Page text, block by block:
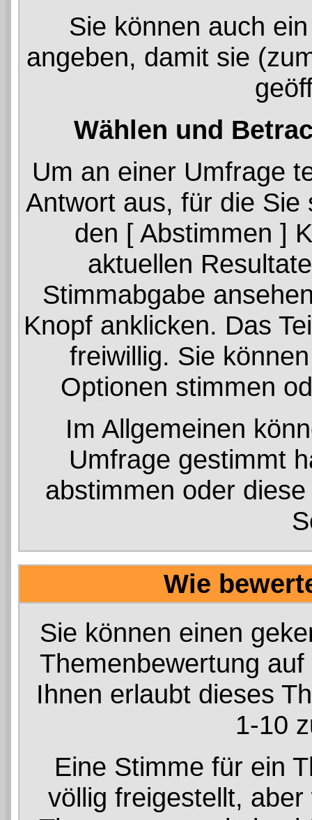
Sie können auch
angeben, damit sie
Wählen und
Um an einer Umfrage
Antwort aus, für die
den [ Abstimmen ]
aktuellen
Stimmabgabe
Knopf anklicken. Das
freiwillig. Sie
Optionen stimmen
Im Allgemeinen
Umfrage gestimmt
abstimmen oder
Wie
Sie können einen
Themenbewertung
Ihnen erlaubt dieses
1-10
Eine Stimme für ein
völlig freigestellt,